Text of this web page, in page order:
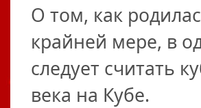
О том, как
крайней мере, в
следует считать
века на Кубе.